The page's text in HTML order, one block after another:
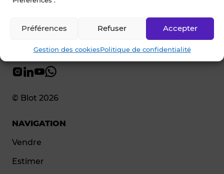
Accepter
Refuser
Préférences
Gestion des cookiesPolitique de confidentialité
© Blot 2026
NAVIGATION
Vendre
Estimer